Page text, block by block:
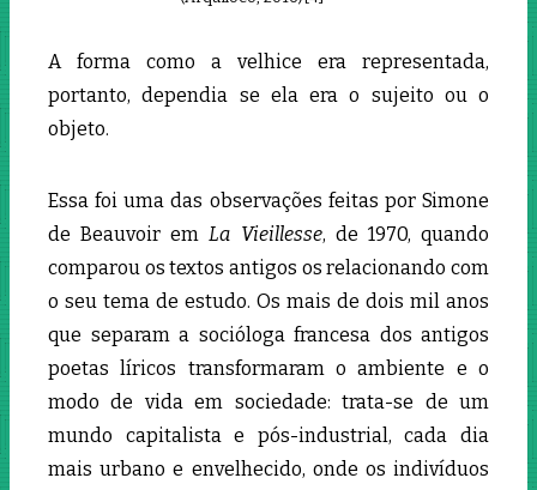
A forma como a velhice era representada,
portanto, dependia se ela era o sujeito ou o
objeto.
Essa foi uma das observações feitas por Simone
de Beauvoir emLa Vieillesse, de 1970, quando
comparou os textos antigos os relacionando com
o seu tema de estudo. Os mais de dois mil anos
que separam a socióloga francesa dos antigos
poetas líricos transformaram o ambiente e o
modo de vida em sociedade: trata-se de um
mundo capitalista e pós-industrial, cada dia
mais urbano e envelhecido, onde os indivíduos